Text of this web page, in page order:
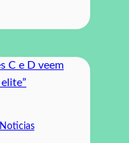
Noticias